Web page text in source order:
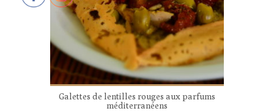
Galettes de lentilles rouges aux parfums
méditerranéens